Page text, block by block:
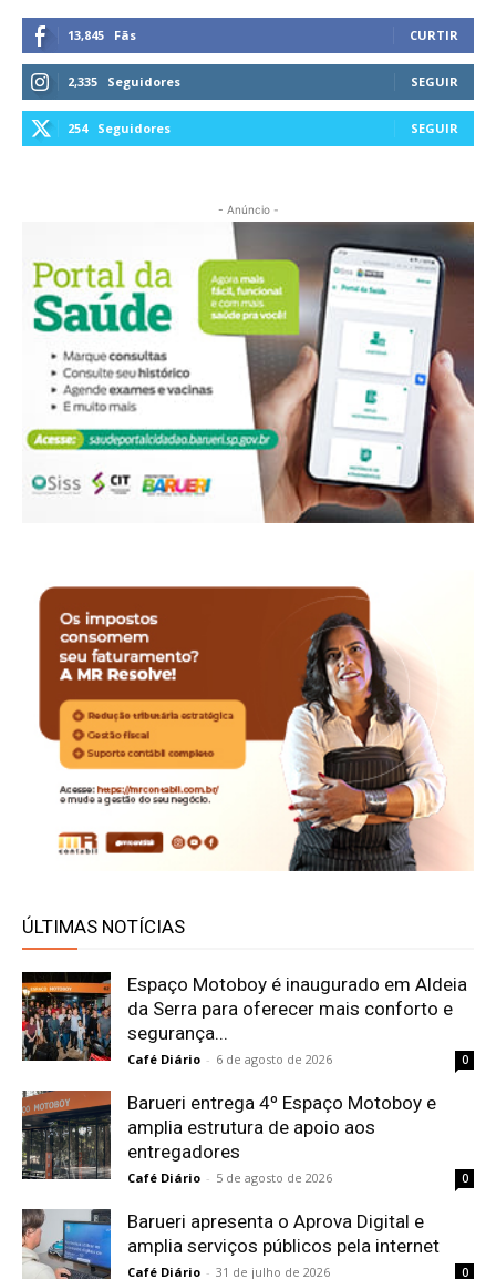
13,845 Fãs CURTIR
2,335 Seguidores SEGUIR
254 Seguidores SEGUIR
- Anúncio -
ÚLTIMAS NOTÍCIAS
Espaço Motoboy é inaugurado em Aldeia
da Serra para oferecer mais conforto e
segurança...
Café Diário - 6 de agosto de 2026 0
Barueri entrega 4º Espaço Motoboy e
amplia estrutura de apoio aos
entregadores
Café Diário - 5 de agosto de 2026 0
Barueri apresenta o Aprova Digital e
amplia serviços públicos pela internet
Café Diário - 31 de julho de 2026 0